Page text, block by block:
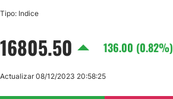
GBP/USD
USD/MXN
Tipo: Indice
16805.50 136.00 (0.82%)
Actualizar 08/12/2023 20:58:25